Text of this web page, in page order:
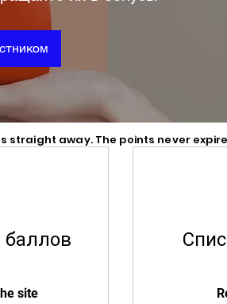
баллов
site
away. The points never